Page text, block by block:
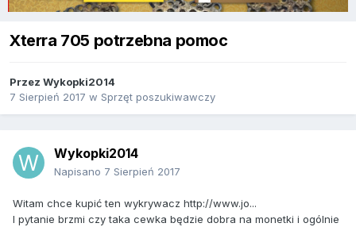
Xterra 705 potrzebna pomoc
Przez Wykopki2014
7 Sierpień 2017 w Sprzęt poszukiwawczy
Wykopki2014
Napisano 7 Sierpień 2017
Witam chce kupić ten wykrywacz http://www.jo...
I pytanie brzmi czy taka cewka będzie dobra na monetki i ogólnie